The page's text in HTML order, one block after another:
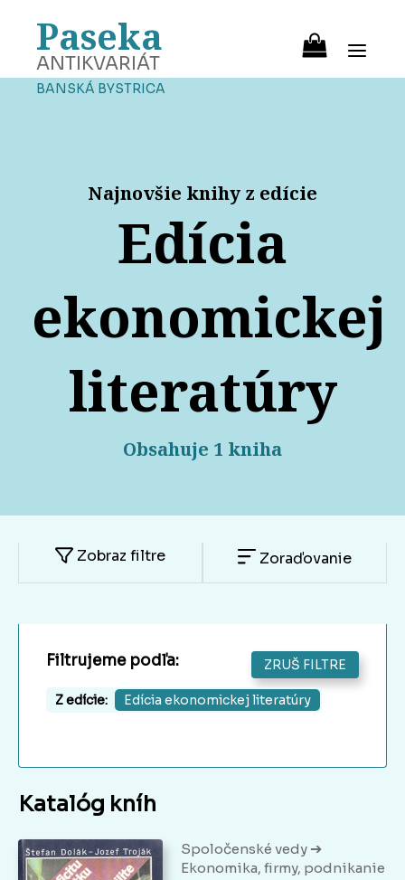
Paseka
ANTIKVARIÁT
BANSKÁ BYSTRICA
Najnovšie knihy z edície
Edícia
ekonomickej
literatúry
Obsahuje 1 kniha
Zobraz filtre Zoraďovanie
Filtrujeme podľa: ZRUŠ FILTRE
Z edície: Edícia ekonomickej literatúry
Katalóg kníh
Spoločenské vedy ➔
Ekonomika, firmy, podnikanie